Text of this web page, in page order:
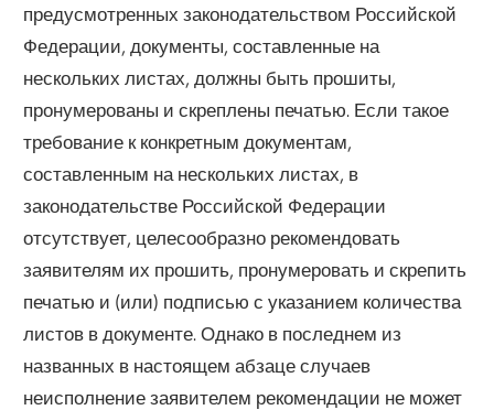
предусмотренных законодательством Российской
Федерации, документы, составленные на
нескольких листах, должны быть прошиты,
пронумерованы и скреплены печатью. Если такое
требование к конкретным документам,
составленным на нескольких листах, в
законодательстве Российской Федерации
отсутствует, целесообразно рекомендовать
заявителям их прошить, пронумеровать и скрепить
печатью и (или) подписью с указанием количества
листов в документе. Однако в последнем из
названных в настоящем абзаце случаев
неисполнение заявителем рекомендации не может